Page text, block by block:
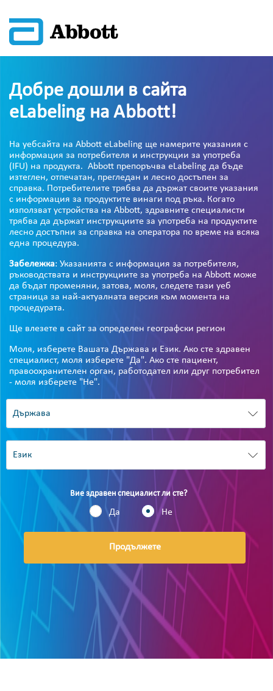
Добре дошли в сайта
eLabeling на Abbott!
На уебсайта на Abbott eLabeling ще намерите указания с
информация за потребителя и инструкции за употреба
(IFU) на продукта. Abbott препоръчва eLabeling да бъде
изтеглен, отпечатан, прегледан и лесно достъпен за
справка. Потребителите трябва да държат своите указания
с информация за продуктите винаги под ръка. Когато
използват устройства на Abbott, здравните специалисти
трябва да държат инструкциите за употреба на продуктите
лесно достъпни за справка на оператора по време на всяка
една процедура.
Забележка: Указанията с информация за потребителя,
ръководствата и инструкциите за употреба на Abbott може
да бъдат променяни, затова, моля, следете тази уеб
страница за най-актуалната версия към момента на
процедурата.
Ще влезете в сайт за определен географски регион
Моля, изберете Вашата Държава и Език. Ако сте здравен
специалист, моля изберете "Да". Ако сте пациент,
правоохранителен орган, работодател или друг потребител
- моля изберете "Не".
Вие здравен специалист ли сте?
Да Не
Продължете